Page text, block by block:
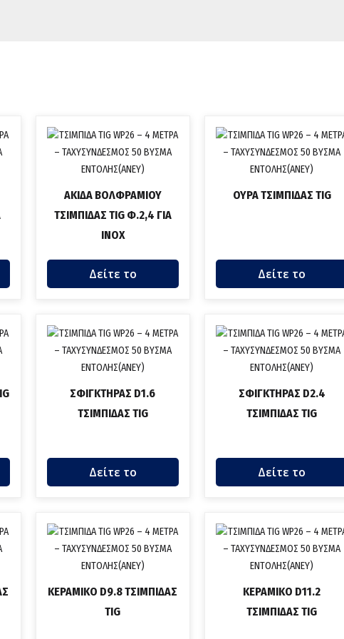
ΑΚΙΔΑ ΒΟΛΦΡΑΜΙΟΥ
ΤΣΙΜΠΙΔΑΣ TIG Φ.2,4 ΓΙΑ
ΙΝΟΧ
Δείτε το
ΟΥΡΑ ΤΣΙΜΠΙΔΑΣ TIG
Δείτε το
ΣΦΙΓΚΤΗΡΑΣ D1.6
ΤΣΙΜΠΙΔΑΣ TIG
Δείτε το
ΣΦΙΓΚΤΗΡΑΣ D2.4
ΤΣΙΜΠΙΔΑΣ TIG
Δείτε το
ΚΕΡΑΜΙΚΟ D9.8 ΤΣΙΜΠΙΔΑΣ
TIG
ΚΕΡΑΜΙΚΟ D11.2
ΤΣΙΜΠΙΔΑΣ TIG